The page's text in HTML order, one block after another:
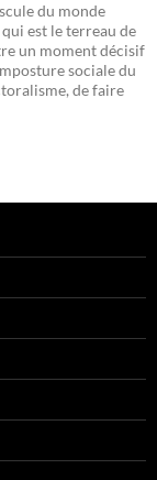
du monde
est le terreau de
un moment décisif
sociale du
de faire